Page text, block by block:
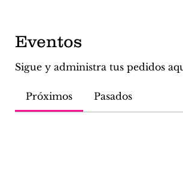
Eventos
Sigue y administra tus pedidos
Próximos Pasados